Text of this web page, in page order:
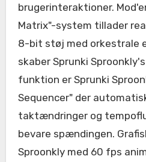
brugerinteraktioner.
Matrix"-system tillader
8-bit støj med orkestrale
skaber Sprunki
funktion er Sprunki
Sequencer" der
taktændringer og
bevare spændingen.
Sproonkly med 60 fps